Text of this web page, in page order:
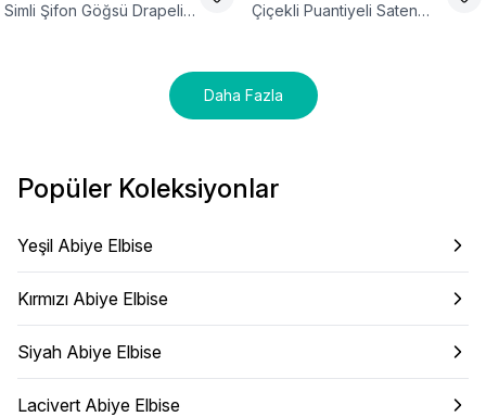
Simli Şifon Göğsü Drapeli
Çiçekli Puantiyeli Saten
Daha Fazla
Popüler Koleksiyonlar
Yeşil Abiye Elbise
Kırmızı Abiye Elbise
Siyah Abiye Elbise
Lacivert Abiye Elbise